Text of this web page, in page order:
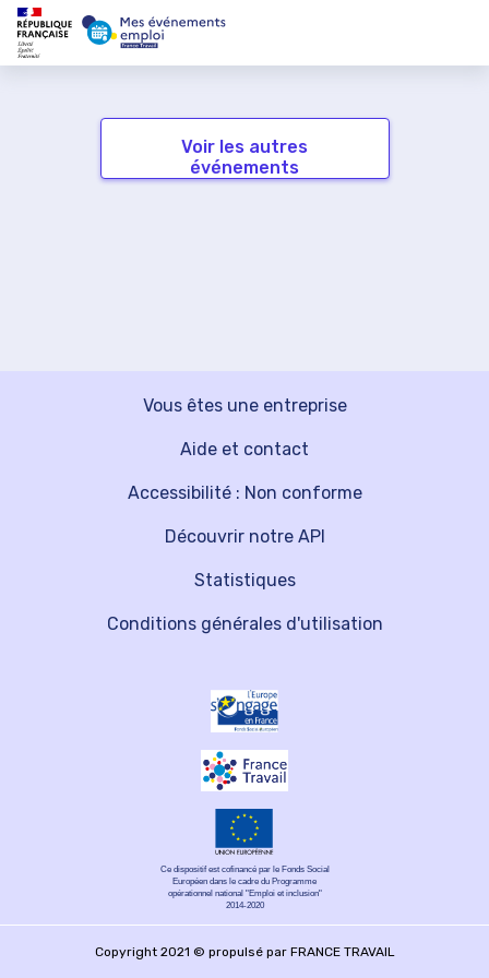
Voir les autres
événements
Vous êtes une entreprise
Découvrir notre API
Aide et contact
Statistiques
Accessibilité : Non conforme
Conditions générales d'utilisation
Ce dispositif est cofinancé par le Fonds Social
Européen dans le cadre du Programme
opérationnel national "Emploi et inclusion"
2014-2020
Copyright 2021 © propulsé par FRANCE TRAVAIL